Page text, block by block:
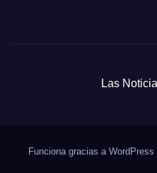
Las
Funciona gracias a WordPress